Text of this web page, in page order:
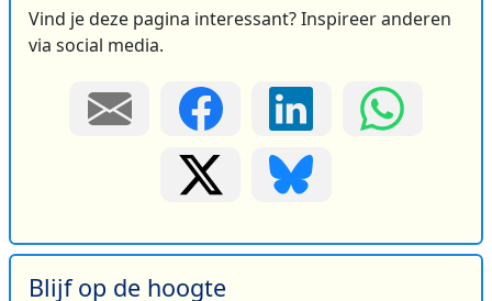
Vind je deze pagina interessant? Inspireer anderen
via social media.
Blijf op de hoogte